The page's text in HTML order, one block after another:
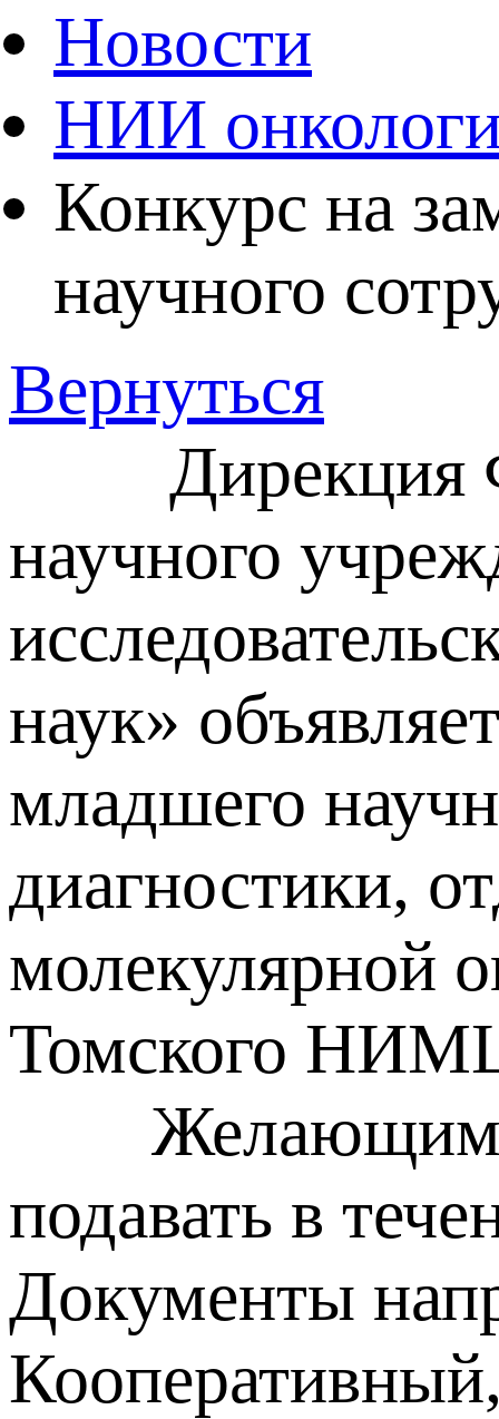
Новости
НИИ
Конкурс на
научного
Вернуться
Дирекция
научного
наук»
младшего
диагностики,
молекулярной
Томского
Желающим
подавать в
Документы